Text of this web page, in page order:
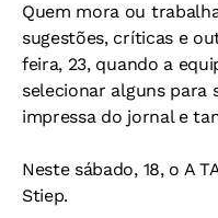
Quem mora ou
sugestões, críticas e
feira, 23, quando a
selecionar alguns para
impressa do jornal e
Neste sábado, 18, o A
Stiep.